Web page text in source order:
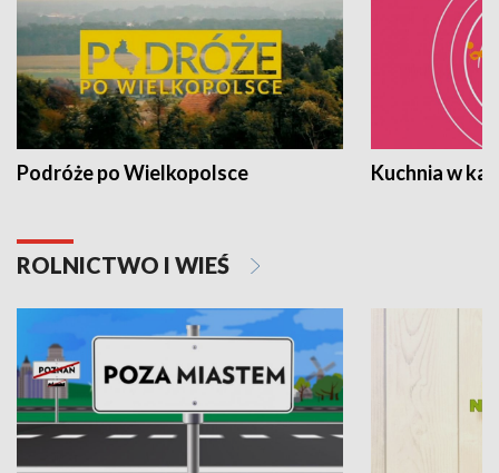
Podróże po Wielkopolsce Kuchnia w
ROLNICTWO I WIEŚ